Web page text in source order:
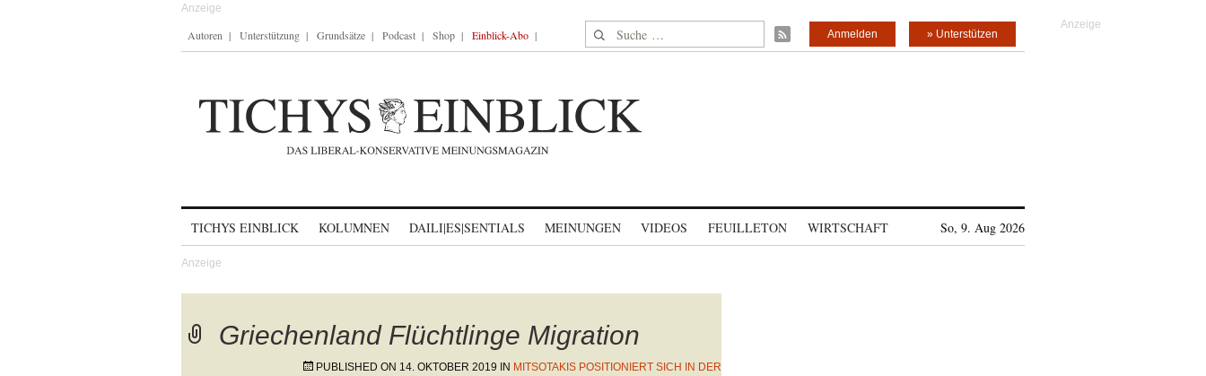
Autoren Unterstützung Grundsätze Podcast Shop Einblick-Abo Suche nach: » Unterstützen
Anmelden
TICHYS EINBLICK KOLUMNEN DAILI|ES|SENTIALS MEINUNGEN VIDEOS FEUILLETON WIRTSCHAFT So, 9. Aug 2026
Griechenland Flüchtlinge Migration
PUBLISHED ON 14. OKTOBER 2019 IN MITSOTAKIS POSITIONIERT SICH IN DER